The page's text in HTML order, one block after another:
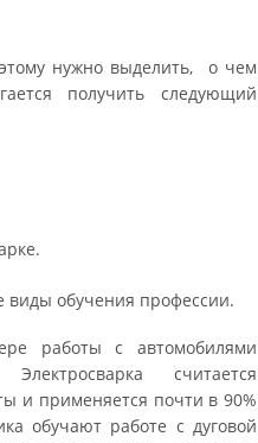
нужно выделить, о чем
получить следующий
виды обучения профессии.
работы с автомобилями
считается
и применяется почти в 90%
обучают работе с дуговой